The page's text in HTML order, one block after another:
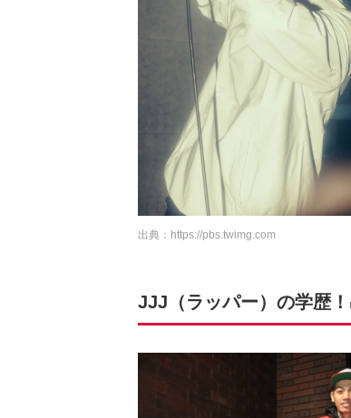
出典： https://pbs.twimg.com
JJJ（ラッパー）の学歴